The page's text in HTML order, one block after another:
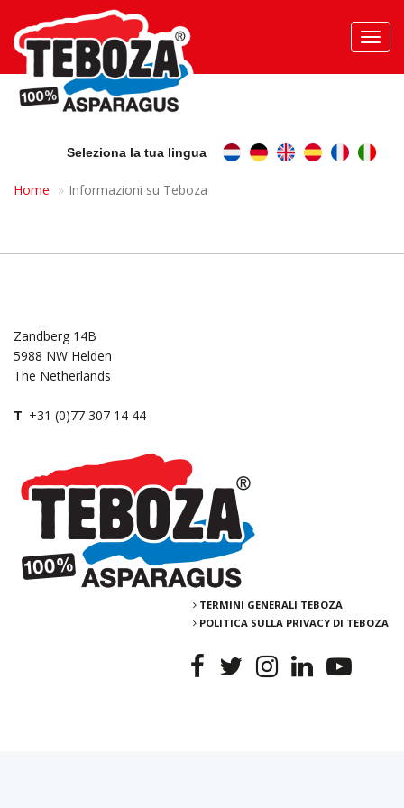
Seleziona la tua lingua
Home Informazioni su Teboza
Zandberg 14B
5988 NW Helden
The Netherlands
T +31 (0)77 307 14 44
TERMINI GENERALI TEBOZA
POLITICA SULLA PRIVACY DI TEBOZA